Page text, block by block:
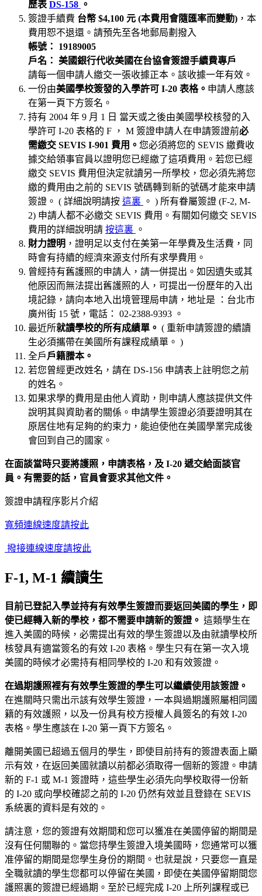
歷表 DS-158 。
簽證手續費 台幣 $4,100 元 (本費用會隨匯率而變動) ，本
費用恕不退還。請預先至各地郵局劃撥入
帳號： 19189005
戶名： 美國銀行代收美國在台協會簽證手續費專戶
請每一個申請人繳交一張收據正本。該收據一年有效。
一份由美國學校簽發的入學許可 I-20 表格。 申請人應該
在第一頁下方簽名。
持有 2004 年 9 月 1 日 當天或之後由美國學校核發的入
學許可 I-20 表格的 F ， M 簽證申請人在申請簽證前必
需繳交 SEVIS I-901 費用。 您必須將您的 SEVIS 繳費收
據交給領事官員以證明您已經繳了這項費用。若您已經
繳交 SEVIS 費用但決定就讀另一所學校，您必須先將您
繳的費用由之前的 SEVIS 號碼轉到新的號碼才能來申請
簽證。 ( 詳細說明請按 這裏 。 ) 所有眷屬簽證 (F-2, M-
2) 申請人都不必繳交 SEVIS 費用。有關如何繳交 SEVIS
費用的詳細說明請 按這裏 。
財力證明 ，證明足以支付在美第一年學費及生活費，同
時會有持續的經濟來源支付所有求學費用。
曾經持有舊護照的申請人，請一併提出。如因遺失或其
他原因而無法提出舊護照的人，可提出一份歷年的入出
境記錄，請向本地入出境管理局申請，地址是 ：台北市
廣州街 15 號，電話： 02-2388-9393 。
最近所就讀學校的所有成績單。 ( 重新申請簽證的續讀
生必須攜帶在美國所有課程成績單。 )
全戶戶籍謄本。
若您曾經更改姓名，請在 DS-156 申請表上註明您之前
的姓名。
如果求學的費用是由他人資助，則申請人應該提供文件
說明其與資助者的關係。申請學生簽證必須要證明其在
原居住地有足夠的約束力，能迫使他在美國學業完成後
會回到自己的國家。
在面談當時只要將護照，申請表格，及 I-20 遞交給面談官
員。有需要的話，官員會要求其他文件。
簽證申請程序影片介紹
寬頻連線速度請按此
撥接連線速度請按此
F-1, M-1 續讀生
目前已登記入學並持有有效學生簽證而要返回美國的學生，即
使已經轉入新的學校，都不需要申請新的簽證。 這類學生在
進入美國的時候，必需提出有效的學生簽證以及由就讀學校所
核發具有適當簽名的有效 I-20 表格。學生只有在第一次入境
美國的時候才必需持有相同學校的 I-20 和有效簽證。
在過期護照裡有有效學生簽證的學生可以繼續使用該簽證。
在進關時只需出示該有效學生簽證，一本與過期護照屬相同國
籍的有效護照，以及一份具有校方授權人員簽名的有效 I-20
表格。學生應該在 I-20 第一頁下方簽名。
離開美國已超過五個月的學生，即使目前持有的簽證表面上顯
示有效，在返回美國就讀以前都必須取得一個新的簽證。申請
新的 F-1 或 M-1 簽證時，這些學生必須先向學校取得一份新
的 I-20 或向學校確認之前的 I-20 仍然有效並且登錄在 SEVIS
系統裏的資料是有效的。
請注意，您的簽證有效期間和您可以獲准在美國停留的期間是
沒有任何關聯的。當您持學生簽證入境美國時，您通常可以獲
准停留的期間是您學生身份的期間。也就是說，只要您一直是
全職就讀的學生您都可以停留在美國，即使在美國停留期間您
護照裏的簽證已經過期。至於已經完成 I-20 上所列課程或已